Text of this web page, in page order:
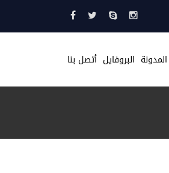
المدونة البروفايل أتصل بنا